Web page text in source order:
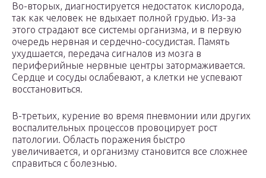
Во-вторых, диагностируется недостаток кислорода,
так как человек не вдыхает полной грудью. Из-за
этого страдают все системы организма, и в первую
очередь нервная и сердечно-сосудистая. Память
ухудшается, передача сигналов из мозга в
периферийные нервные центры затормаживается.
Сердце и сосуды ослабевают, а клетки не успевают
восстановиться.
В-третьих, курение во время пневмонии или других
воспалительных процессов провоцирует рост
патологии. Область поражения быстро
увеличивается, и организму становится все сложнее
справиться с болезнью.